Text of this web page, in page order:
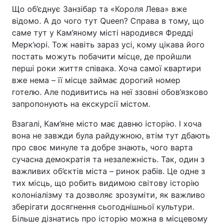
Що об’єднує Занзібар та «Короля Лева» вже
відомо. А до чого тут Queen? Справа в тому, що
саме тут у Кам’яному місті народився Фредді
Мерк’юрі. Тож навіть зараз усі, кому цікава його
постать можуть побачити місце, де пройшли
перші роки життя співака. Хоча самої квартири
вже нема – її місце займає дорогий номер
готелю. Але подивитись на неї ззовні обов’язково
запропонують на екскурсії містом.
Взагалі, Кам’яне місто має давню історію. І хоча
вона не завжди була райдужною, втім тут дбають
про своє минуле та добре знають, чого варта
сучасна демократія та незалежність. Так, один з
важливих об’єктів міста – ринок рабів. Це одне з
тих місць, що робить видимою світову історію
колоніалізму та дозволяє зрозуміти, як важливо
зберігати досягнення сьогоднішньої культури.
Більше дізнатись про історію можна в місцевому